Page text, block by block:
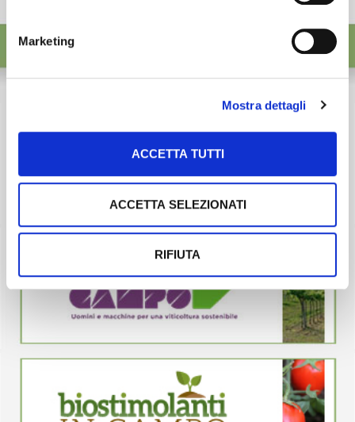
Marketing
Mostra dettagli
ACCETTA TUTTI
ACCETTA SELEZIONATI
RIFIUTA